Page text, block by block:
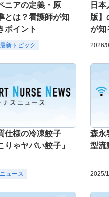
ニアの定義・原
とは？看護師が知
ポイント
最新トピック
日
版】
が知
2026/
仕様の冷凍餃子
りゃヤバい餃子」
ニュース
森永
型流
2025/